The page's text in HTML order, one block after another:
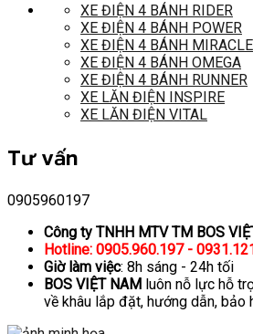
XE ĐIỆN 4 BÁNH RIDER
XE ĐIỆN 4 BÁNH POWER
XE ĐIỆN 4 BÁNH MIRACLE
XE ĐIỆN 4 BÁNH OMEGA
XE ĐIỆN 4 BÁNH RUNNER
XE LĂN ĐIỆN INSPIRE
XE LĂN ĐIỆN VITAL
Tư vấn
0905960197
Công ty TNHH MTV TM BOS
Hotline: 0905.960.197 -
Giờ làm việc: 8h sáng - 24h tối
BOS VIỆT NAM luôn nỗ lực hỗ
về khâu lắp đặt, hướng dẫn, bảo